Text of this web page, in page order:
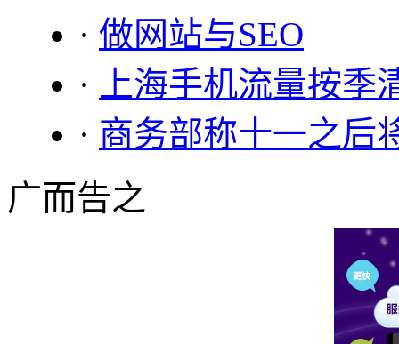
· 做网站与SEO
·
上海手机流量按
· 商务部称十一之后
广而告之